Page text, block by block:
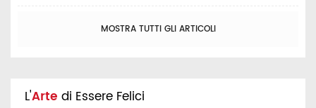
MOSTRA TUTTI GLI ARTICOLI
L'Arte di Essere Felici